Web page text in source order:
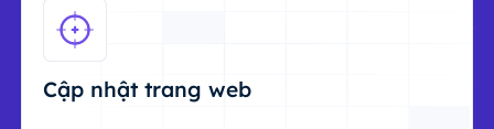
Cập nhật trang web